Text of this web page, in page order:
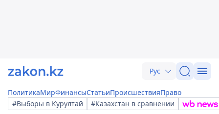
Рус
ПолитикаМирФинансыСтатьиПроисшествияПраво
#Выборы в Курултай
#Казахстан в сравнении